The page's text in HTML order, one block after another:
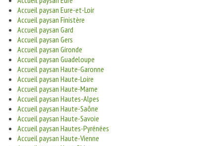
Accueil paysan Eure-et-Loir
Accueil paysan Finistère
Accueil paysan Gard
Accueil paysan Gers
Accueil paysan Gironde
Accueil paysan Guadeloupe
Accueil paysan Haute-Garonne
Accueil paysan Haute-Loire
Accueil paysan Haute-Marne
Accueil paysan Hautes-Alpes
Accueil paysan Haute-Saône
Accueil paysan Haute-Savoie
Accueil paysan Hautes-Pyrénées
Accueil paysan Haute-Vienne